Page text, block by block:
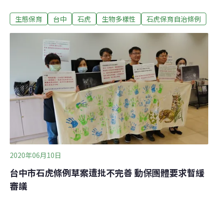
進黨團提案以及民間團體意見，唯針對保育團體「暫緩審
修正，「先讓它通過，並不代表未來就不用朝更好的方向
修正。」不考慮暫緩審議 滾動式修正「先讓它通過」雲豹
滅絕後，石虎成為台灣僅存的原生種貓科動物，受到棲地
破碎化影響，東海大學2017年進行石虎棲地分布分析估
算，現存石虎介於468～669隻之間，僅剩下苗栗、南投、
台中為棲息環境，專家認為，台中是石虎族群南北接壤的
重要生態廊道，棲地的保存關係到石虎族群的穩定。
生態保育 台中 石虎 生物多樣性 石虎保育自治條例
2020年06月10日
台中市石虎條例草案遭批不完善 動保團體要求暫緩
審議